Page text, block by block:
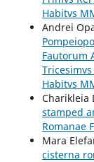
Habitvs
Andrei
Fautorum
Habitvs
Charikleia
stamped
Romanae
Mara
cisterna